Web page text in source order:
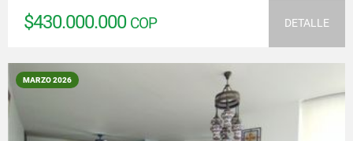
$430.000.000 COP DETALLE
MARZO 2026